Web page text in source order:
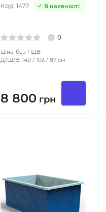
Код: 1477 В наявності
0
Ціна: без ПДВ
Д/Ш/В: 140 / 103 / 87 см
8 800 грн